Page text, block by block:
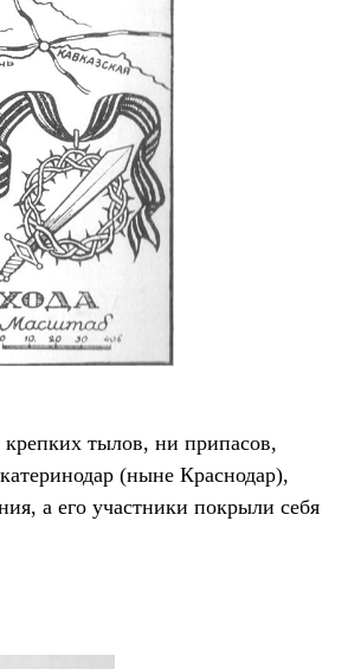
тылов, ни припасов,
(ныне Краснодар),
а его участники покрыли себя